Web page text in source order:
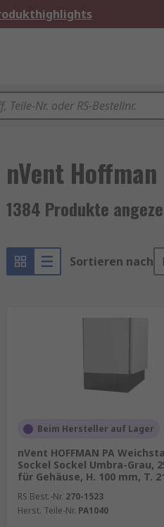
nVent Hoffman
1384 Produkte
Sortieren nach
Beim Hersteller auf Lager
nVent HOFFMAN PA
Sockel Sockel Umbra-Grau,
für Gehäuse, H. 100 mm, T.
RS Best.-Nr. 270-1523
Herst. Teile-Nr. PA1040